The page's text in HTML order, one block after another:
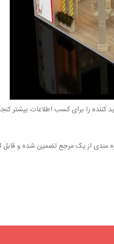
کننده را برای کسب اطلاعات
مندی از یک مرجع تضمین شده و